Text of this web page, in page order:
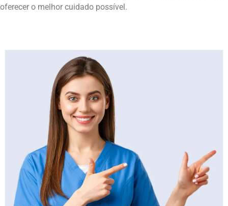
oferecer o melhor cuidado possível.